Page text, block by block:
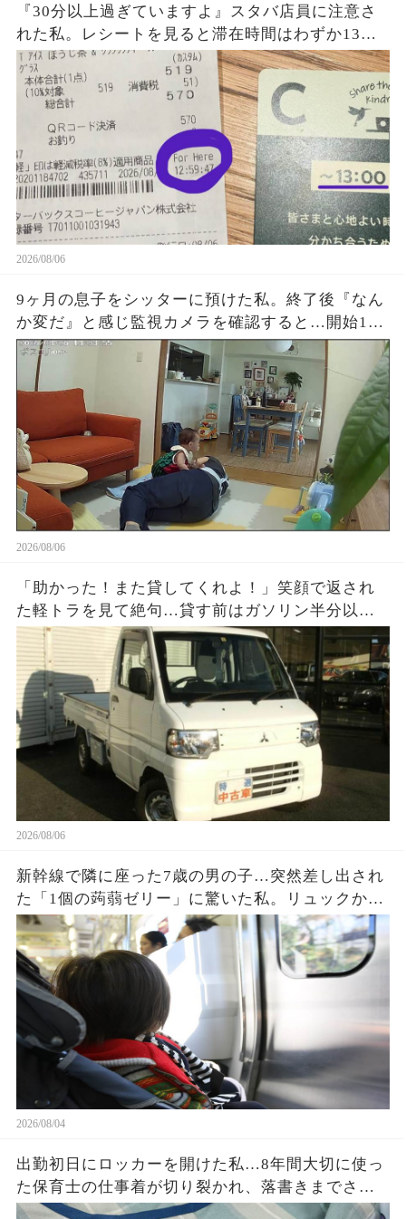
『30分以上過ぎていますよ』スタバ店員に注意さ
れた私。レシートを見ると滞在時間はわずか13
秒？『For Here 12:59:41』という謎の表示に困
惑…一体何を基準に数えていたのか確認した結果
2026/08/06
9ヶ月の息子をシッターに預けた私。終了後『なん
か変だ』と感じ監視カメラを確認すると…開始1時
間でYouTube放置、スマホ操作、最後に起きた“信
じられない映像”に涙が止まらなかった
2026/08/06
「助かった！また貸してくれよ！」笑顔で返され
た軽トラを見て絶句…貸す前はガソリン半分以上
だったのに、返却時メーターはほぼE。数百円を惜
しんだ友人が半年後に失ったものとは…
2026/08/06
新幹線で隣に座った7歳の男の子…突然差し出され
た「1個の蒟蒻ゼリー」に驚いた私。リュックから
出てきたジップロックいっぱいのお菓子と、最後
に言われた一言に涙が止まらなかった…
2026/08/04
出勤初日にロッカーを開けた私…8年間大切に使っ
た保育士の仕事着が切り裂かれ、落書きまでされ
ていた。「先生同士でこんなことを？」と思った